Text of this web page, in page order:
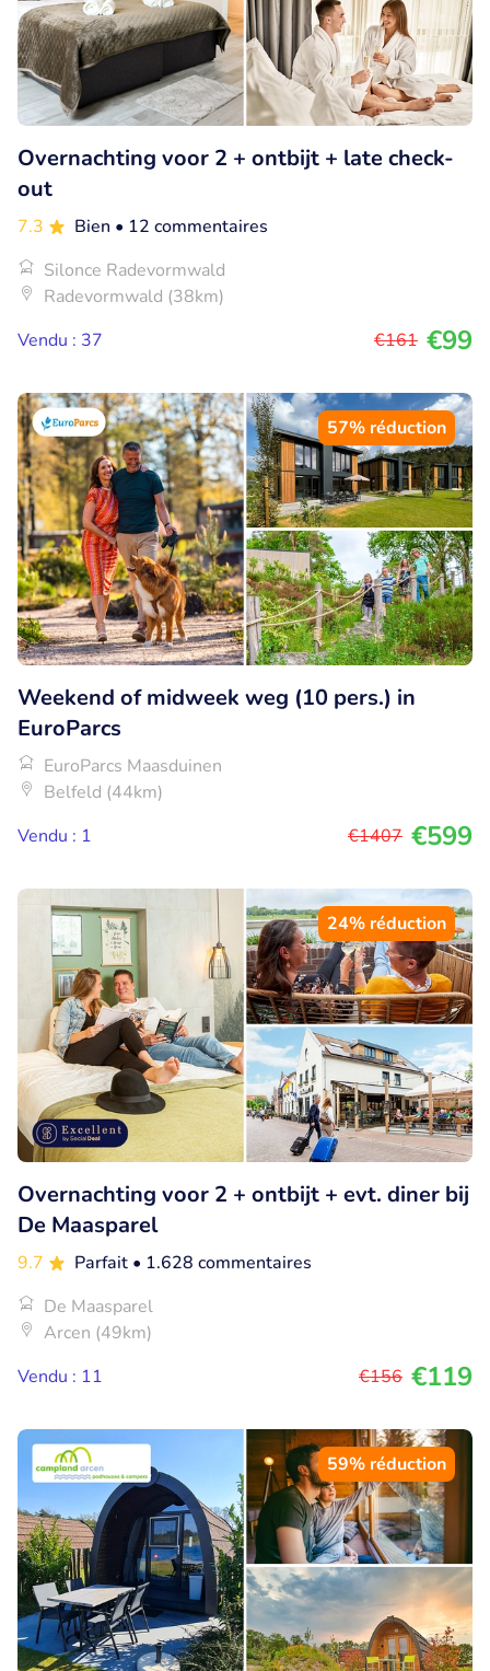
Overnachting voor 2 + ontbijt + late check-
out
7.3 Bien • 12 commentaires
Silonce Radevormwald
Radevormwald (38km)
Vendu : 37
€161 €99
57% réduction
Weekend of midweek weg (10 pers.) in
EuroParcs
EuroParcs Maasduinen
Belfeld (44km)
Vendu : 1
€1407 €599
24% réduction
Overnachting voor 2 + ontbijt + evt. diner bij
De Maasparel
9.7 Parfait • 1.628 commentaires
De Maasparel
Arcen (49km)
Vendu : 11
€156 €119
59% réduction